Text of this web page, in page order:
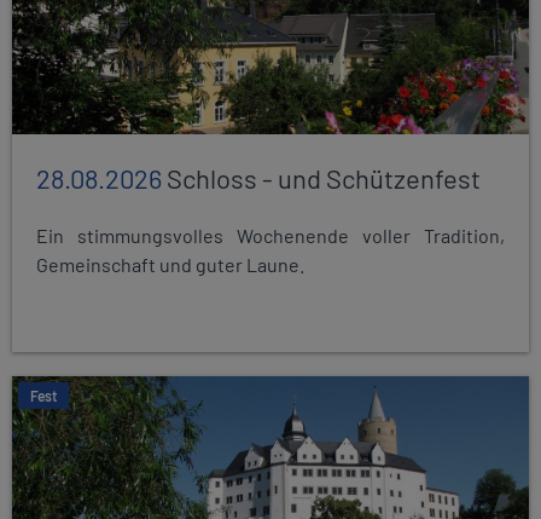
28.08.2026Schloss - und Schützenfest
Ein stimmungsvolles Wochenende voller Tradition,
Gemeinschaft und guter Laune.
Fest